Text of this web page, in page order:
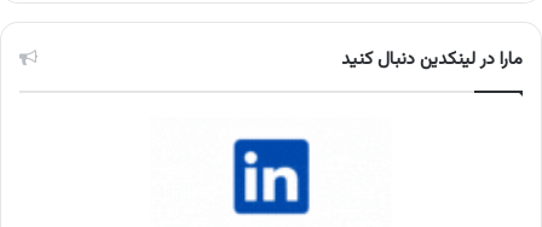
مارا در لینکدین دنبال کنید